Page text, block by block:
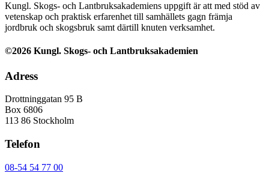
Kungl. Skogs- och Lantbruksakademiens uppgift är att med stöd av
vetenskap och praktisk erfarenhet till samhällets gagn främja
jordbruk och skogsbruk samt därtill knuten verksamhet.
©2026 Kungl. Skogs- och Lantbruksakademien
Adress
Drottninggatan 95 B
Box 6806
113 86 Stockholm
Telefon
08-54 54 77 00